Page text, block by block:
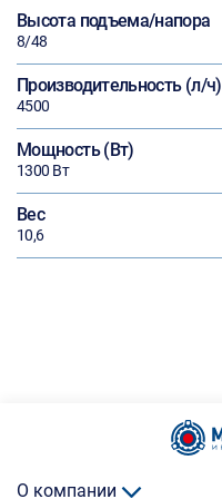
Высота подъема/напора
8/48
Производительность (л/ч)
4500
Мощность (Вт)
1300 Вт
Вес
10,6
О компании